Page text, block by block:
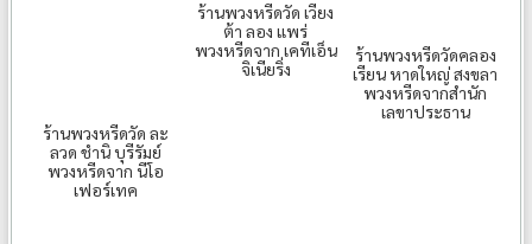
ร้านพวงหรีดวัด ละ
ลวด ชำนิ บุรีรัมย์
พวงหรีดจาก นีโอ
เฟอร์เทค
ร้านพวงหรีดวัด เวียง
ต้า ลอง แพร่
พวงหรีดจาก เคทีเอ็น
จิเนียริ่ง
ร้านพวงหรีดวัดคลอง
เรียน หาดใหญ่ สงขลา
พวงหรีดจากสำนัก
เลขาประธาน